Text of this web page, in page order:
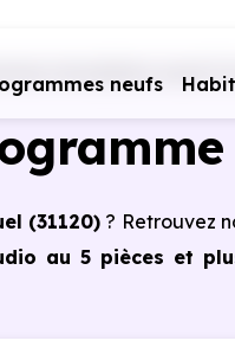
neufs
immobiliers neufs
(31120)? Retrouvez
au 5 pièces et